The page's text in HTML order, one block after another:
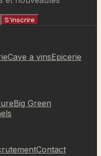
S'inscrire
Cave a vinsEpicerie
Big Green
Contact